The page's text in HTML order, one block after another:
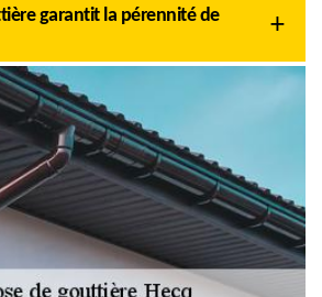
garantit la pérennité de